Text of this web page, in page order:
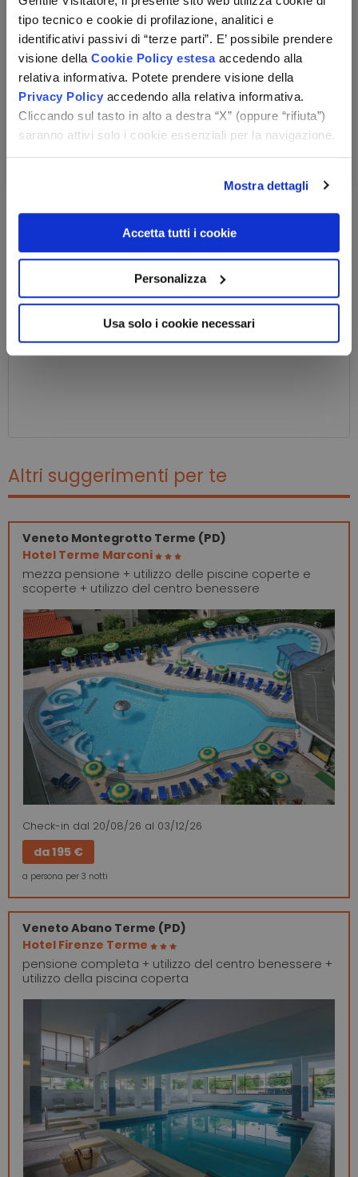
tipo tecnico e cookie di profilazione, analitici e
identificativi passivi di “terze parti”. E’ possibile prendere
visione della Cookie Policy estesaaccedendo alla
relativa informativa. Potete prendere visione della
Privacy Policy accedendo alla relativa informativa.
Cliccando sul tasto in alto a destra “X” (oppure “rifiuta”)
saranno attivi solo i cookie essenziali per la navigazione.
Mostra dettagli
Accetta tutti i cookie
Personalizza
Usa solo i cookie necessari
Calcola il tuo preventivo
I costi variano a seconda del periodo di viaggio
selezionato.
Numero totale dei viaggiatori
Totale viaggiatori, anche se gratuiti
Altri suggerimenti per te
Veneto Montegrotto Terme (PD)
Hotel Terme Marconi
mezza pensione + utilizzo delle piscine coperte e
scoperte + utilizzo del centro benessere
Check-in dal 20/08/26 al 03/12/26
da195 €
a persona per 3 notti
VenetoAbano Terme (PD)
Hotel Firenze Terme
pensione completa + utilizzo del centro benessere +
utilizzo della piscina coperta